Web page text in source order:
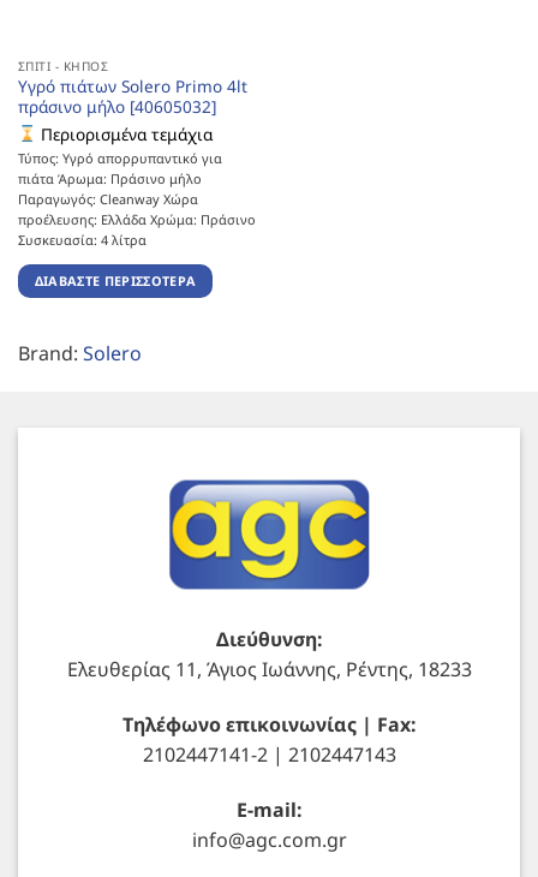
ΣΠΊΤΙ - ΚΉΠΟΣ
Υγρό πιάτων Solero Primo 4lt
πράσινο μήλο [40605032]
Περιορισμένα τεμάχια
Τύπος: Υγρό απορρυπαντικό για
πιάτα Άρωμα: Πράσινο μήλο
Παραγωγός: Cleanway Χώρα
προέλευσης: Ελλάδα Χρώμα: Πράσινο
Συσκευασία: 4 λίτρα
ΔΙΑΒΆΣΤΕ ΠΕΡΙΣΣΌΤΕΡΑ
Brand: Solero
Διεύθυνση:
Ελευθερίας 11, Άγιος Ιωάννης, Ρέντης, 18233
Τηλέφωνο επικοινωνίας | Fax:
2102447141-2 | 2102447143
E-mail:
info@agc.com.gr